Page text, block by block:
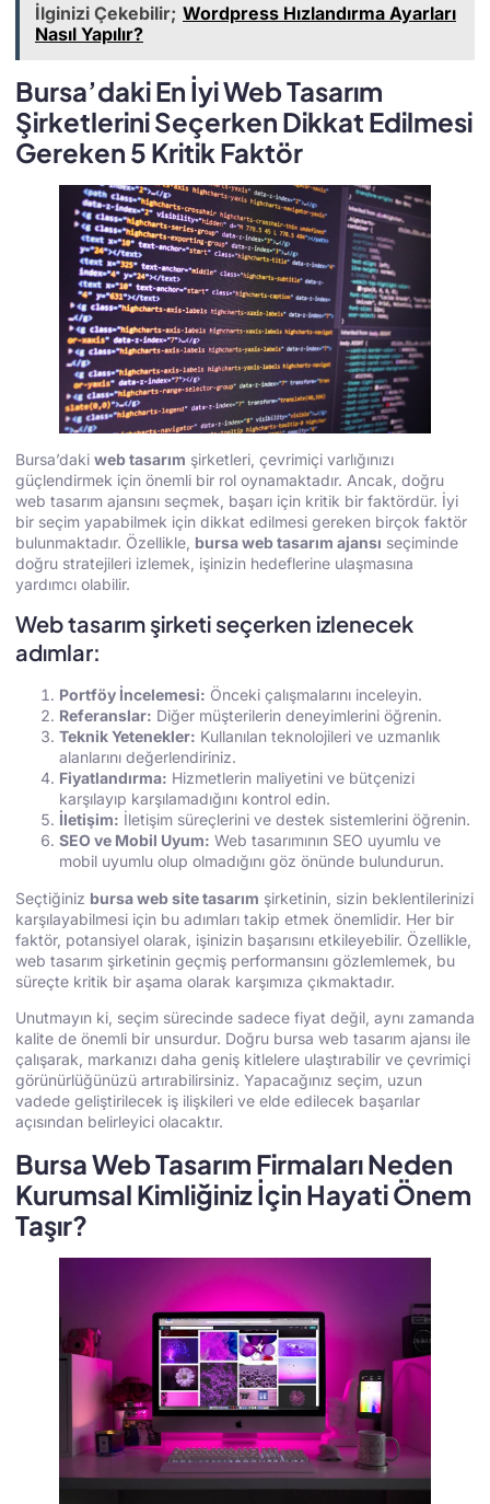
İlginizi Çekebilir; Wordpress Hızlandırma Ayarları
Nasıl Yapılır?
Bursa’daki En İyi Web Tasarım
Şirketlerini Seçerken Dikkat Edilmesi
Gereken 5 Kritik Faktör
Bursa’daki web tasarım şirketleri, çevrimiçi varlığınızı
güçlendirmek için önemli bir rol oynamaktadır. Ancak, doğru
web tasarım ajansını seçmek, başarı için kritik bir faktördür. İyi
bir seçim yapabilmek için dikkat edilmesi gereken birçok faktör
bulunmaktadır. Özellikle, bursa web tasarım ajansı seçiminde
doğru stratejileri izlemek, işinizin hedeflerine ulaşmasına
yardımcı olabilir.
Web tasarım şirketi seçerken izlenecek
adımlar:
Portföy İncelemesi: Önceki çalışmalarını inceleyin.
Referanslar: Diğer müşterilerin deneyimlerini öğrenin.
Teknik Yetenekler: Kullanılan teknolojileri ve uzmanlık
alanlarını değerlendiriniz.
Fiyatlandırma: Hizmetlerin maliyetini ve bütçenizi
karşılayıp karşılamadığını kontrol edin.
İletişim: İletişim süreçlerini ve destek sistemlerini öğrenin.
SEO ve Mobil Uyum: Web tasarımının SEO uyumlu ve
mobil uyumlu olup olmadığını göz önünde bulundurun.
Seçtiğiniz bursa web site tasarım şirketinin, sizin beklentilerinizi
karşılayabilmesi için bu adımları takip etmek önemlidir. Her bir
faktör, potansiyel olarak, işinizin başarısını etkileyebilir. Özellikle,
web tasarım şirketinin geçmiş performansını gözlemlemek, bu
süreçte kritik bir aşama olarak karşımıza çıkmaktadır.
Unutmayın ki, seçim sürecinde sadece fiyat değil, aynı zamanda
kalite de önemli bir unsurdur. Doğru bursa web tasarım ajansı ile
çalışarak, markanızı daha geniş kitlelere ulaştırabilir ve çevrimiçi
görünürlüğünüzü artırabilirsiniz. Yapacağınız seçim, uzun
vadede geliştirilecek iş ilişkileri ve elde edilecek başarılar
açısından belirleyici olacaktır.
Bursa Web Tasarım Firmaları Neden
Kurumsal Kimliğiniz İçin Hayati Önem
Taşır?